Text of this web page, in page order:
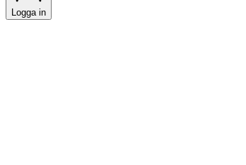
Logga in